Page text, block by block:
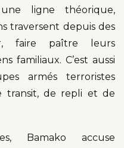
ligne théorique,
traversent depuis des
faire paître leurs
familiaux. C’est aussi
armés terroristes
transit, de repli et de
Bamako accuse